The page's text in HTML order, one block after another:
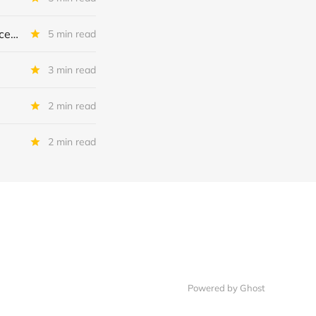
Scorpio als cashmachine, turnaround bij Peabody en herstel bij Transocean 5 min read
3 min read
2 min read
2 min read
Powered by Ghost